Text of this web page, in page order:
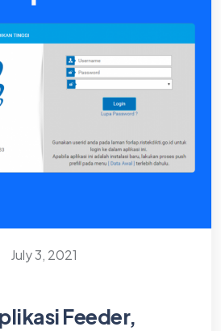
July 3, 2021
Feeder,